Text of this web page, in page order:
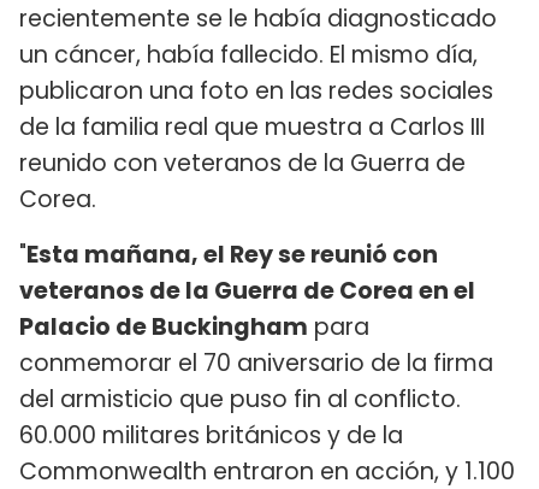
recientemente se le había diagnosticado
un cáncer, había fallecido. El mismo día,
publicaron una foto en las redes sociales
de la familia real que muestra a Carlos III
reunido con veteranos de la Guerra de
Corea.
"Esta mañana, el Rey se reunió con
veteranos de la Guerra de Corea en el
Palacio de Buckingham para
conmemorar el 70 aniversario de la firma
del armisticio que puso fin al conflicto.
60.000 militares británicos y de la
Commonwealth entraron en acción, y 1.100